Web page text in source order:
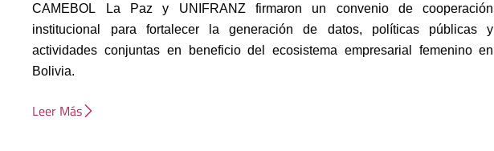
CAMEBOL La Paz y UNIFRANZ firmaron un convenio de cooperación
institucional para fortalecer la generación de datos, políticas públicas y
actividades conjuntas en beneficio del ecosistema empresarial femenino en
Bolivia.
Leer Más